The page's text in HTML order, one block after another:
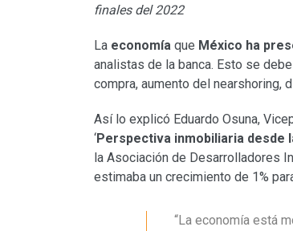
finales del 2022
La economía que México ha
analistas de la banca. Esto se
compra, aumento del nearshoring,
Así lo explicó Eduardo Osuna,
‘Perspectiva inmobiliaria desde
la Asociación de Desarrolladores
estimaba un crecimiento de 1%
“La economía está